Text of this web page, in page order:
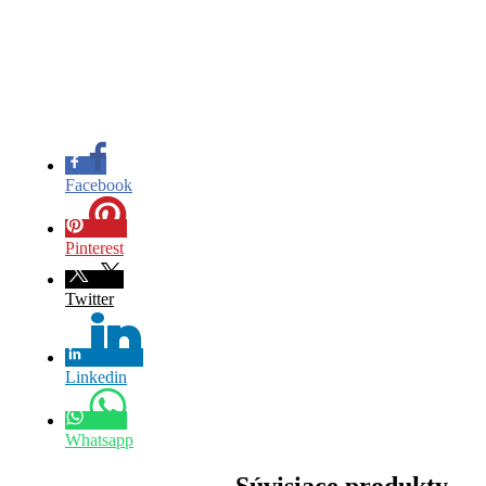
Facebook
Pinterest
Twitter
Linkedin
Whatsapp